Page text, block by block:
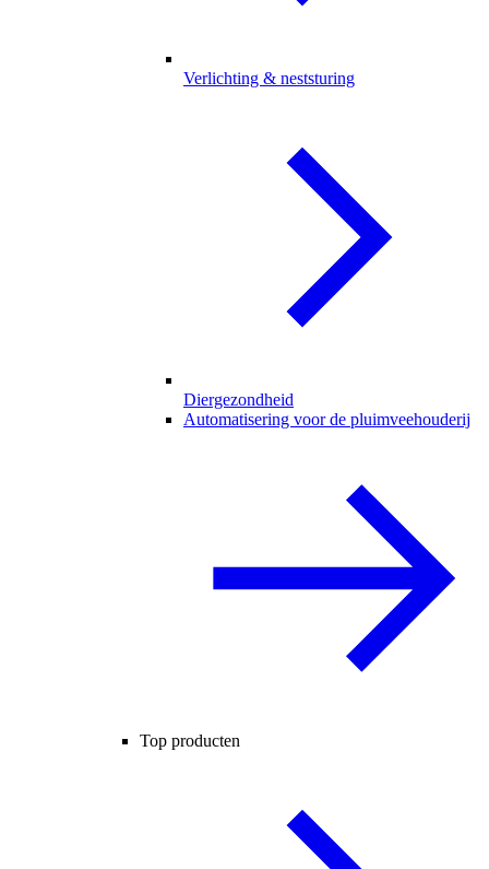
Verlichting & neststuring
Diergezondheid
Automatisering voor de pluimveehouderij
Top producten